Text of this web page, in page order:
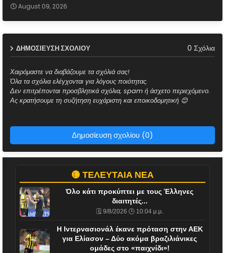
August 09, 2026
ΔΗΜΟΣΊΕΥΣΗ ΣΧΟΛΊΟΥ 0 Σχόλια
Χαιρόμαστε να διαβάζουμε τα σχόλιά σας!
Όλα τα σχόλια ελέγχονται για λόγους ποιότητας.
Δεν επιτρέπονται προσβλητικά σχόλια, spam ή άσχετο περιεχόμενο.
Ας κρατήσουμε τη συζήτηση ευχάριστη και εποικοδομητική 😊
Δημοσίευση σχολίου (0)
🟡 ΤΕΛΕΥΤΑΙΑ ΝΕΑ
Όλο κάτι προκύπτει με τους Έλληνες
διαιτητές...
🗓️ 9/8/2026 🕒 10:04 μ.μ.
H Ιντερνασιονάλ έκανε πρόταση στην ΑΕΚ
για Ελίασον – Δύο ακόμα βραζιλιάνικες
ομάδες στο «παιχνίδι»!